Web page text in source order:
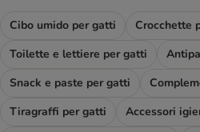
Cibo umido per gatti
Crocchette
Toilette e lettiere per gatti
Snack e paste per gatti
Tiragraffi per gatti
Accessori